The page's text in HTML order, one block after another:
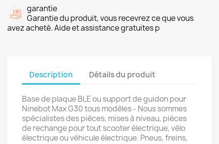
garantie
Garantie du produit, vous recevrez ce que vous
avez acheté. Aide et assistance gratuites p
Description Détails du produit
Base de plaque BLE ou support de guidon pour
Ninebot Max G30 tous modèles - Nous sommes
spécialistes des pièces, mises à niveau, pièces
de rechange pour tout scooter électrique, vélo
électrique ou véhicule électrique. Pneus, freins,